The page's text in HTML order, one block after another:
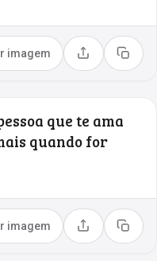
imagem Compartilhar
Copiar
que te ama
quando for
imagem Compartilhar
Copiar